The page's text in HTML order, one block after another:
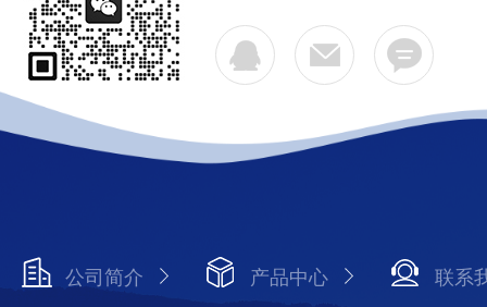
公司简介 产品中心 联系